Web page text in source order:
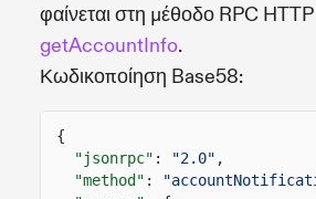
φαίνεται στη μέθοδο RPC HTTP
getAccountInfo.
Κωδικοποίηση Base58:
{
"jsonrpc" : "2.0" ,
"method" :